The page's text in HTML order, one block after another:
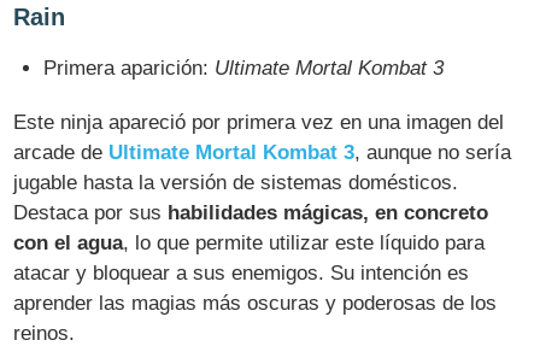
Rain
Primera aparición: Ultimate Mortal Kombat 3
Este ninja apareció por primera vez en una imagen del
arcade de Ultimate Mortal Kombat 3, aunque no sería
jugable hasta la versión de sistemas domésticos.
Destaca por sus habilidades mágicas, en concreto
con el agua, lo que permite utilizar este líquido para
atacar y bloquear a sus enemigos. Su intención es
aprender las magias más oscuras y poderosas de los
reinos.